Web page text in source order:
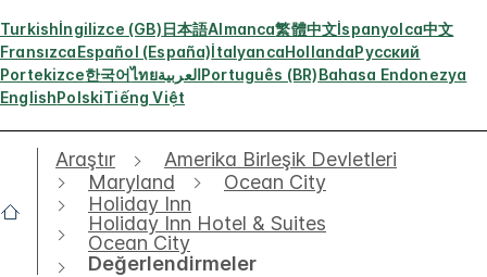
Turkishİngilizce (GB)日本語Almanca繁體中文İspanyolca中文
FransızcaEspañol (España)İtalyancaHollandaРусский
Portekizce한국어ไทยالعربيةPortuguês (BR)Bahasa Endonezya
EnglishPolskiTiếng Việt
Araştır
Amerika Birleşik Devletleri
Maryland
Ocean City
Holiday Inn
Holiday Inn Hotel & Suites
Ocean City
Değerlendirmeler